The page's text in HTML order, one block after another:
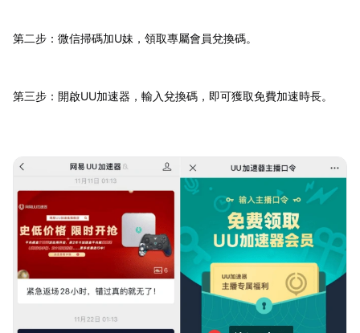
第二步：微信掃碼加U妹，領取專屬會員兌換碼。
第三步：開啟UU加速器，輸入兌換碼，即可獲取免費加速時長。